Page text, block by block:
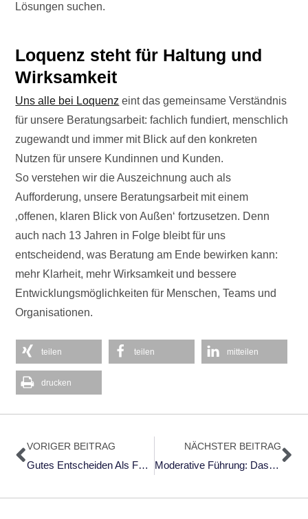
Lösungen suchen.
Loquenz steht für Haltung und
Wirksamkeit
Uns alle bei Loquenz eint das gemeinsame Verständnis
für unsere Beratungsarbeit: fachlich fundiert, menschlich
zugewandt und immer mit Blick auf den konkreten
Nutzen für unsere Kundinnen und Kunden.
So verstehen wir die Auszeichnung auch als
Aufforderung, unsere Beratungsarbeit mit einem
‚offenen, klaren Blick von Außen‘ fortzusetzen. Denn
auch nach 13 Jahren in Folge bleibt für uns
entscheidend, was Beratung am Ende bewirken kann:
mehr Klarheit, mehr Wirksamkeit und bessere
Entwicklungsmöglichkeiten für Menschen, Teams und
Organisationen.
teilen teilen mitteilen
drucken
Zurück
VORIGER BEITRAG
Gutes Entscheiden Als Führungskraft – Affect Labeling Zur Vorbereitung Von Entscheidungen Nutzen
NÄCHSTER BEITRAG
Moderative Führung: Das Praxisbuch – Methoden Und Haltung Für Zusammenarbeit Im KI-Zeitalter Von Tanja Föhr (März 2026)